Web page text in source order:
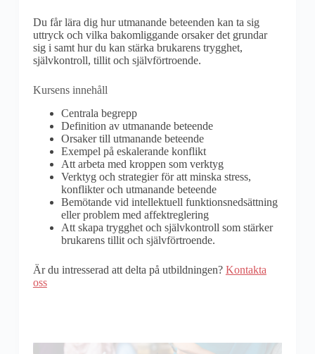
Du får lära dig hur utmanande beteenden kan ta sig
uttryck och vilka bakomliggande orsaker det grundar
sig i samt hur du kan stärka brukarens trygghet,
självkontroll, tillit och självförtroende.
Kursens innehåll
Centrala begrepp
Definition av utmanande beteende
Orsaker till utmanande beteende
Exempel på eskalerande konflikt
Att arbeta med kroppen som verktyg
Verktyg och strategier för att minska stress,
konflikter och utmanande beteende
Bemötande vid intellektuell funktionsnedsättning
eller problem med affektreglering
Att skapa trygghet och självkontroll som stärker
brukarens tillit och självförtroende.
Är du intresserad att delta på utbildningen? Kontakta
oss